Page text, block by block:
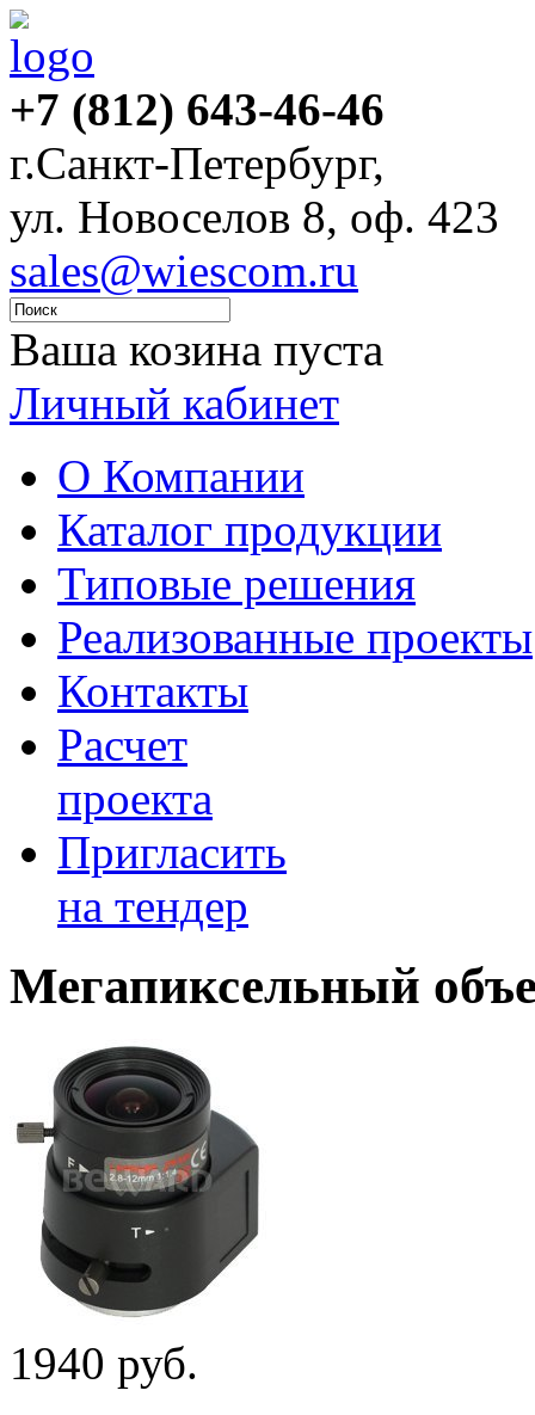
+7 (812) 643-46-46
г.Санкт-Петербург,
ул. Новоселов 8, оф. 423
sales@wiescom.ru
Ваша козина пуста
Личный кабинет
О Компании
Каталог продукции
Типовые решения
Реализованные проекты
Контакты
Расчет
проекта
Пригласить
на тендер
Мегапиксельный
1940 руб.